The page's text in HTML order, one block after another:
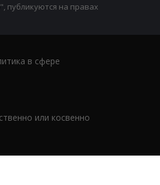
публикуются на правах
в сфере
или косвенно